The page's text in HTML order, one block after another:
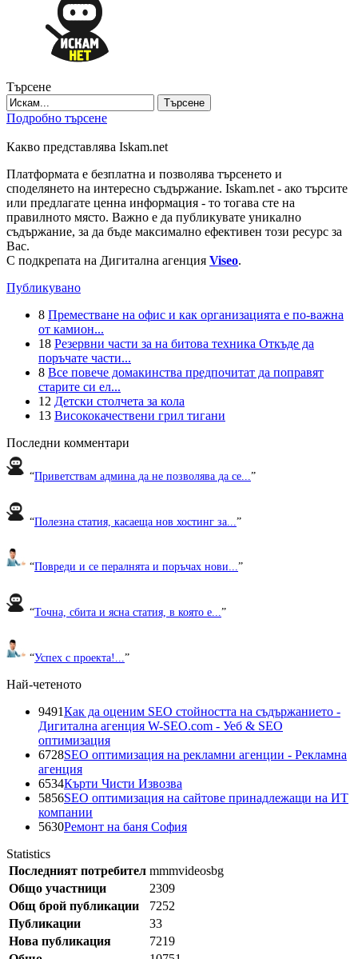
Търсене
Търсене
Подробно търсене
Какво представлява Iskam.net
Платформата е безплатна и позволява търсенето и
споделянето на интересно съдържание. Iskam.net - ако търсите
или предлагате ценна информация - то тогава сте на
правилното място. Важно е да публикувате уникално
съдържание, за да бъде максимално ефективен този ресурс за
Вас.
С подкрепата на Дигитална агенция Viseo.
Публикувано
8 Преместване на офис и как организацията е по-важна
от камион...
18 Резервни части за на битова техника Откъде да
поръчате части...
8 Все повече домакинства предпочитат да поправят
старите си ел...
12 Детски столчета за кола
13 Висококачествени грил тигани
Последни комментари
“Приветствам админа да не позволява да се... ”
“Полезна статия, касаеща нов хостинг за... ”
“Повреди и се пералнята и поръчах нови...”
“Точна, сбита и ясна статия, в която е... ”
“Успех с проекта!... ”
Най-четеното
9491Как да оценим SEO стойността на съдържанието -
Дигитална агенция W-SEO.com - Уеб & SEO
оптимизация
6728SEO оптимизация на рекламни агенции - Рекламна
агенция
6534Кърти Чисти Извозва
5856SEO оптимизация на сайтове принадлежащи на ИТ
компании
5630Ремонт на баня София
Statistics
Последният потребител mmmvideosbg
Общо участници
2309
Общ брой публикации
7252
Публикации
33
Нова публикация
7219